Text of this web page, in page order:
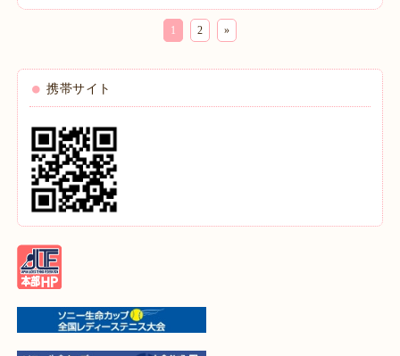
1 2 »
携帯サイト